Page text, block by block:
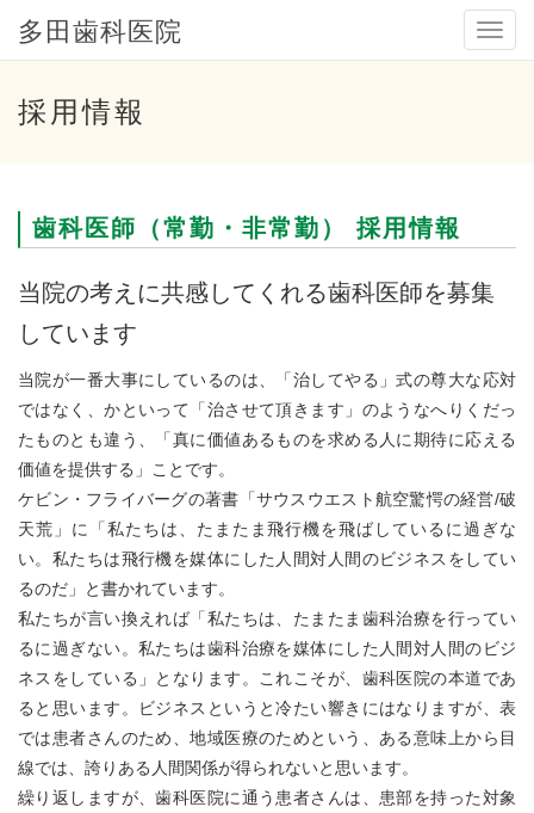
メ
ニ
多田歯科医院
採用情報
歯科医師（常勤・非常勤） 採用情報
当院の考えに共感してくれる歯科医師を募集
しています
当院が一番大事にしているのは、「治してやる」式の尊大な応対
ではなく、かといって「治させて頂きます」のようなへりくだっ
たものとも違う、「真に価値あるものを求める人に期待に応える
価値を提供する」ことです。
ケビン・フライバーグの著書「サウスウエスト航空驚愕の経営/破
天荒」に「私たちは、たまたま飛行機を飛ばしているに過ぎな
い。私たちは飛行機を媒体にした人間対人間のビジネスをしてい
るのだ」と書かれています。
私たちが言い換えれば「私たちは、たまたま歯科治療を行ってい
るに過ぎない。私たちは歯科治療を媒体にした人間対人間のビジ
ネスをしている」となります。これこそが、歯科医院の本道であ
ると思います。ビジネスというと冷たい響きにはなりますが、表
では患者さんのため、地域医療のためという、ある意味上から目
線では、誇りある人間関係が得られないと思います。
繰り返しますが、歯科医院に通う患者さんは、患部を持った対象